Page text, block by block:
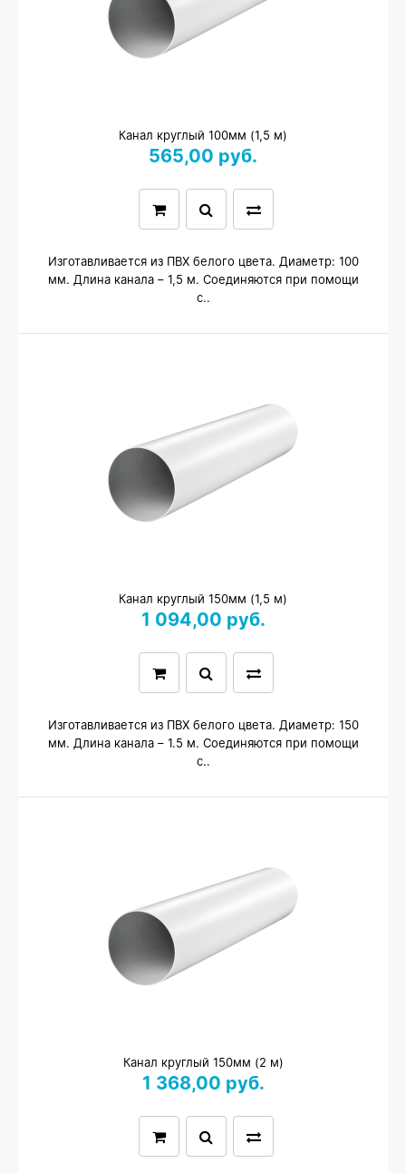
Канал круглый 100мм (1,5 м)
565,00 руб.
Изготавливается из ПВХ белого цвета. Диаметр: 100
мм. Длина канала – 1,5 м. Соединяются при помощи
с..
Канал круглый 150мм (1,5 м)
1 094,00 руб.
Изготавливается из ПВХ белого цвета. Диаметр: 150
мм. Длина канала – 1.5 м. Соединяются при помощи
с..
Канал круглый 150мм (2 м)
1 368,00 руб.